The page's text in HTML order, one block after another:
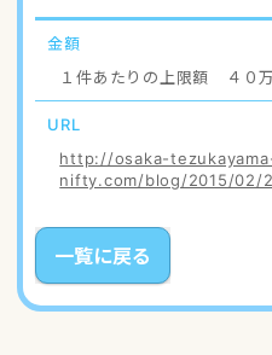
金額
１件あたりの上限額 ４０
URL
http://osaka-
nifty.com/blog/2015/02/
一覧に戻る